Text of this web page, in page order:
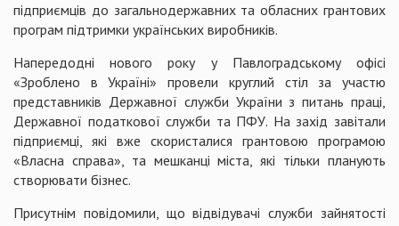
підприємців до загальнодержавних та обласних грантових
програм підтримки українських виробників.
Напередодні нового року у Павлоградському офісі
«Зроблено в Україні» провели круглий стіл за участю
представників Державної служби України з питань праці,
Державної податкової служби та ПФУ. На захід завітали
підприємці, які вже скористалися грантовою програмою
«Власна справа», та мешканці міста, які тільки планують
створювати бізнес.
Присутнім повідомили, що відвідувачі служби зайнятості